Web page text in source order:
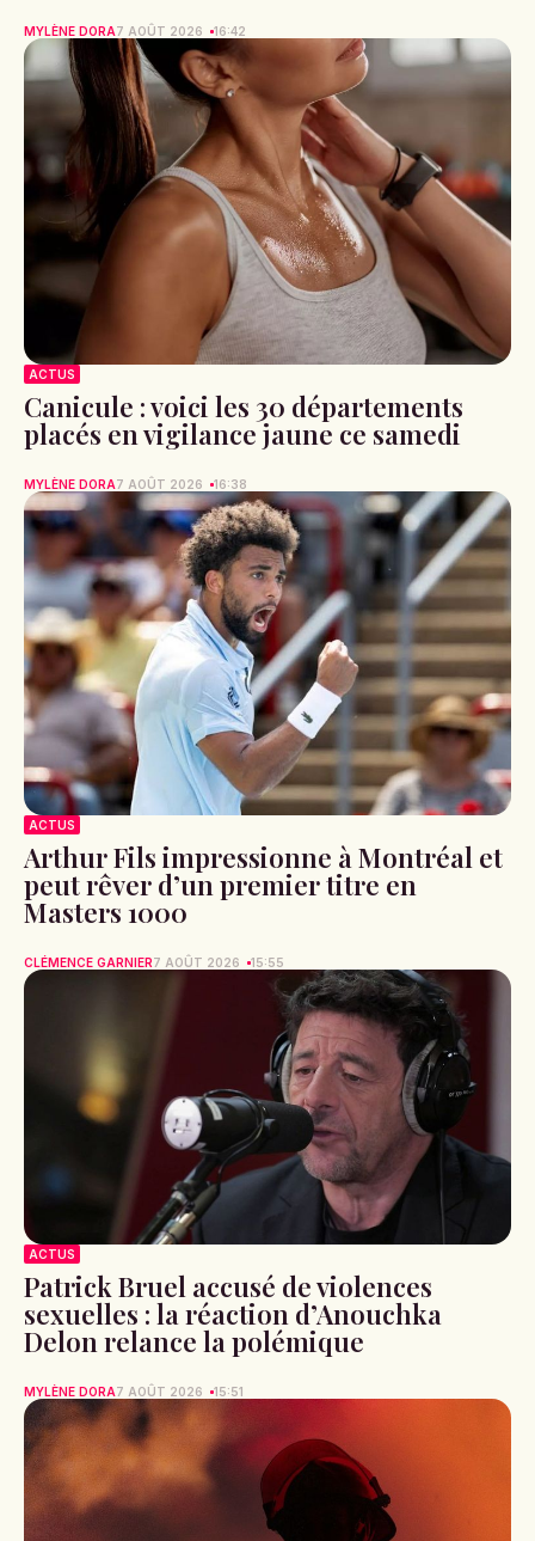
MYLÈNE DORA7 AOÛT 2026 16:42
ACTUS
Canicule : voici les 30 départements
placés en vigilance jaune ce samedi
MYLÈNE DORA7 AOÛT 2026 16:38
ACTUS
Arthur Fils impressionne à Montréal et
peut rêver d’un premier titre en
Masters 1000
CLÉMENCE GARNIER7 AOÛT 2026 15:55
ACTUS
Patrick Bruel accusé de violences
sexuelles : la réaction d’Anouchka
Delon relance la polémique
MYLÈNE DORA7 AOÛT 2026 15:51